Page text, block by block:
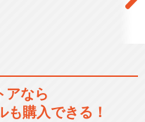
アなら
も購入できる！